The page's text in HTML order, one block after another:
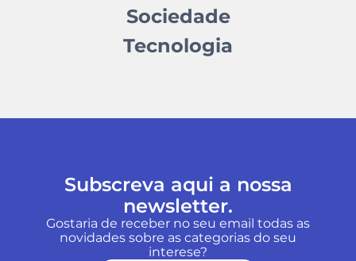
Sociedade
Tecnologia
Subscreva aqui a nossa
newsletter.
Gostaria de receber no seu email todas as
novidades sobre as categorias do seu
interese?